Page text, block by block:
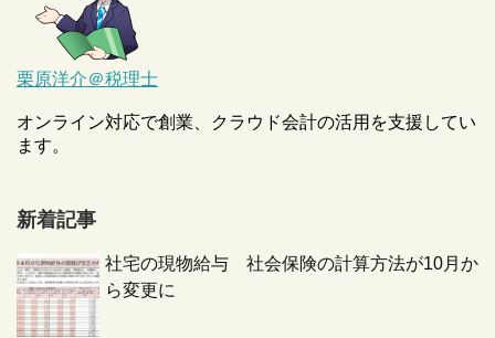
栗原洋介＠税理士
オンライン対応で創業、クラウド会計の活用を支援してい
ます。
新着記事
社宅の現物給与 社会保険の計算方法が10月か
ら変更に